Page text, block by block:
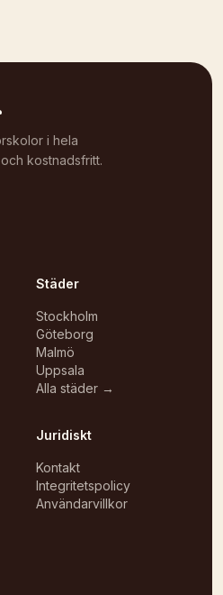
i hela
kostnadsfritt.
Städer
Stockholm
Göteborg
Malmö
Uppsala
Alla städer →
Juridiskt
Kontakt
Integritetspolicy
Användarvillkor